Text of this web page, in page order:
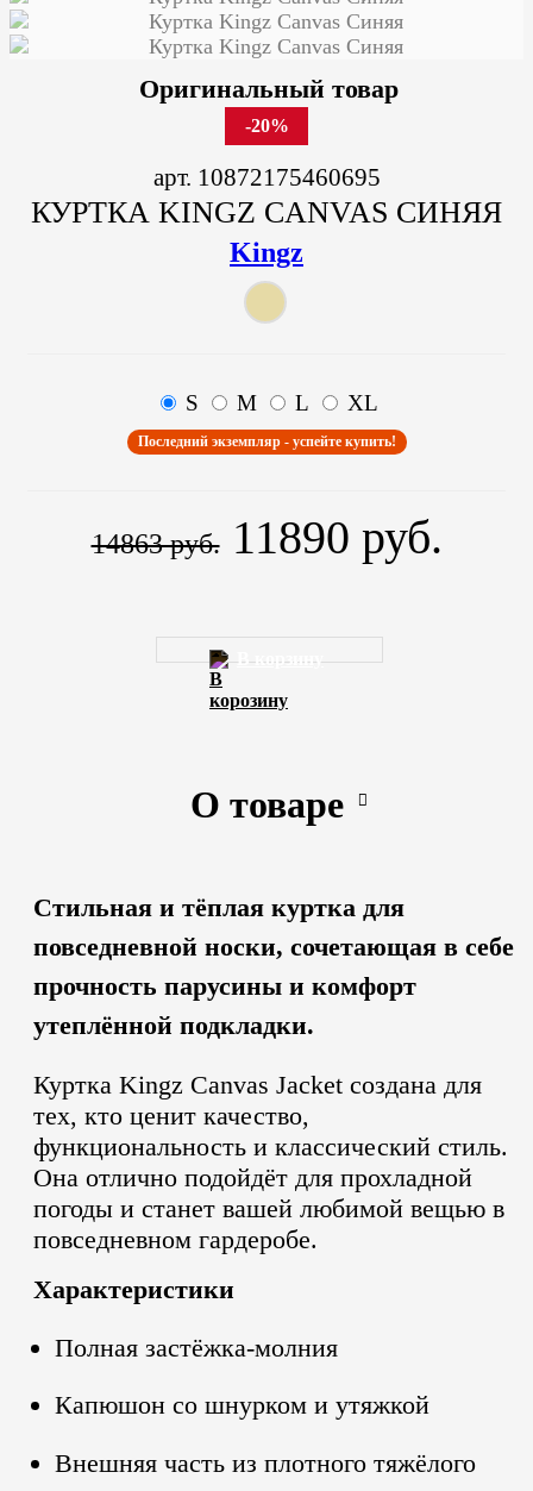
-20%
арт. 10872175460695
КУРТКА KINGZ CANVAS СИНЯЯ
Kingz
Оригинальный товар
S M L XL
Последний экземпляр - успейте купить!
14863 руб. 11890 руб.
В корзину
О товаре
Стильная и тёплая куртка для
повседневной носки, сочетающая в себе
прочность парусины и комфорт
утеплённой подкладки.
Куртка Kingz Canvas Jacket создана для
тех, кто ценит качество,
функциональность и классический стиль.
Она отлично подойдёт для прохладной
погоды и станет вашей любимой вещью в
повседневном гардеробе.
Характеристики
Полная застёжка-молния
Капюшон со шнурком и утяжкой
Внешняя часть из плотного тяжёлого